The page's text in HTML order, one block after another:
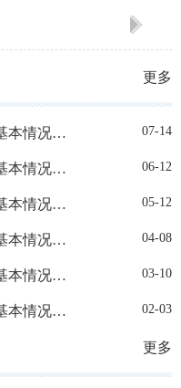
更多
湖北辖区2026年6月末在辅导企业基本情况及辅导监管相关工作信息表 07-14
湖北辖区2026年5月末在辅导企业基本情况及辅导监管相关工作信息表 06-12
湖北辖区2026年4月末在辅导企业基本情况及辅导监管相关工作信息表 05-12
湖北辖区2026年3月末在辅导企业基本情况及辅导监管相关工作信息表 04-08
湖北辖区2026年2月末在辅导企业基本情况及辅导监管相关工作信息表 03-10
湖北辖区2026年1月末在辅导企业基本情况及辅导监管相关工作信息表 02-03
更多